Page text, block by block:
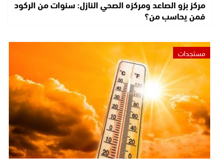
مركز بزو الصاعد ومركزه الصحي النازل: سنوات من الركود
فمن يحاسب من؟
مستجدات